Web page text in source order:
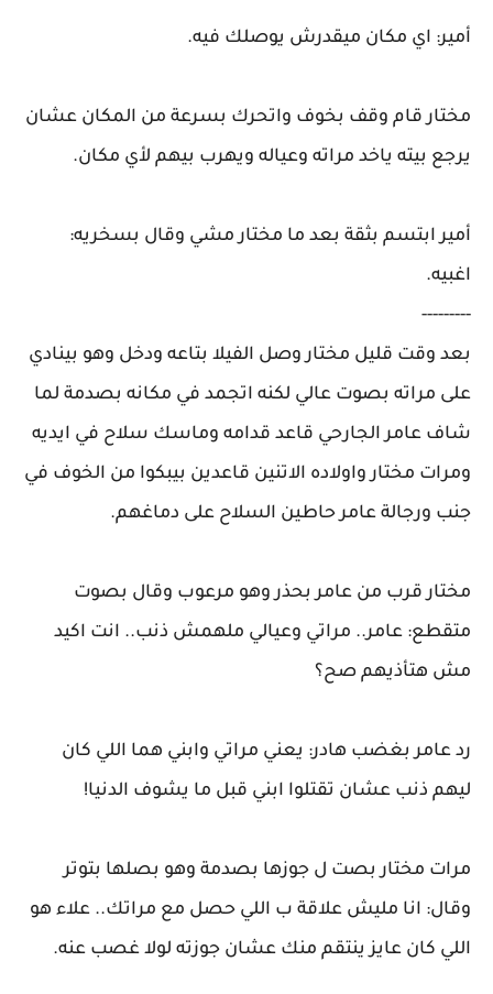
أمير: اي مكان ميقدرش يوصلك فيه.
مختار قام وقف بخوف واتحرك بسرعة من المكان عشان
يرجع بيته ياخد مراته وعياله ويهرب بيهم لأي مكان.
أمير ابتسم بثقة بعد ما مختار مشي وقال بسخريه:
اغبيه.
---------
بعد وقت قليل مختار وصل الفيلا بتاعه ودخل وهو بينادي
على مراته بصوت عالي لكنه اتجمد في مكانه بصدمة لما
شاف عامر الجارحي قاعد قدامه وماسك سلاح في ايديه
ومرات مختار واولاده الاتنين قاعدين بيبكوا من الخوف في
جنب ورجالة عامر حاطين السلاح على دماغهم.
مختار قرب من عامر بحذر وهو مرعوب وقال بصوت
متقطع: عامر.. مراتي وعيالي ملهمش ذنب.. انت اكيد
مش هتأذيهم صح؟
رد عامر بغضب هادر: يعني مراتي وابني هما اللي كان
ليهم ذنب عشان تقتلوا ابني قبل ما يشوف الدنيا!
مرات مختار بصت ل جوزها بصدمة وهو بصلها بتوتر
وقال: انا مليش علاقة ب اللي حصل مع مراتك.. علاء هو
اللي كان عايز ينتقم منك عشان جوزته لولا غصب عنه.